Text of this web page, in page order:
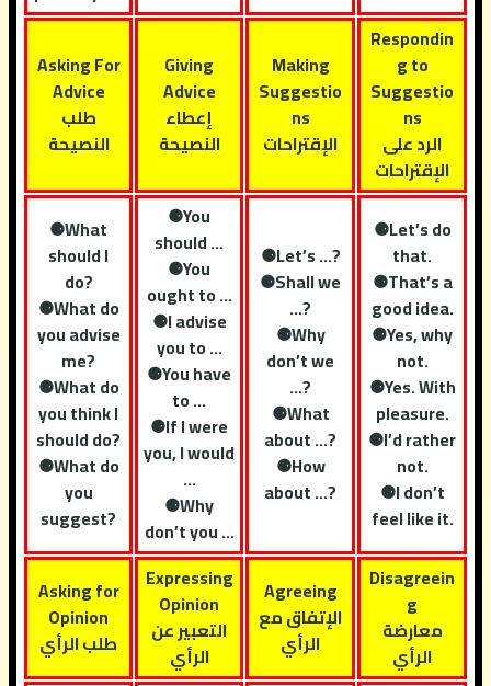
Asking For
Advice
طلب
النصيحة
Giving
Advice
إعطاء
النصيحة
Making
Suggestio
ns
الإقتراحات
Respondin
g to
Suggestio
ns
الرد على
الإقتراحات
⚈What
should I
do?
⚈What do
you advise
me?
⚈What do
you think I
should do?
⚈What do
you
suggest?
⚈You
should …
⚈You
ought to …
⚈I advise
you to …
⚈You have
to …
⚈If I were
you, I would
…
⚈Why
don’t you …
⚈Let’s …?
⚈Shall we
…?
⚈Why
don’t we
…?
⚈What
about …?
⚈How
about …?
⚈Let’s do
that.
⚈That’s a
good idea.
⚈Yes, why
not.
⚈Yes. With
pleasure.
⚈I’d rather
not.
⚈I don’t
feel like it.
Asking for
Opinion
طلب الرأي
Expressing
Opinion
التعبير عن
الرأي
Agreeing
الإتفاق مع
الرأي
Disagreein
g
معارضة
الرأي